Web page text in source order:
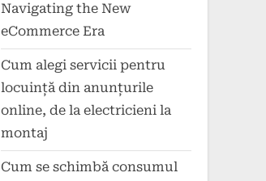
Navigating the New
eCommerce Era
Cum alegi servicii pentru
locuință din anunțurile
online, de la electricieni la
montaj
Cum se schimbă consumul